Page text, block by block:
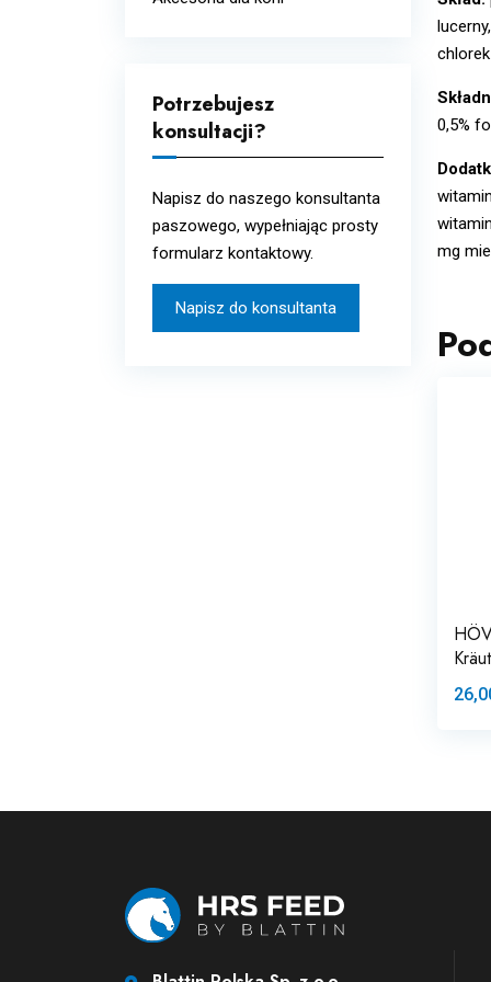
Układ pokarmowy i
metabolizm
Potrzebujesz
konsultacji?
Napisz do naszego konsultanta
paszowego, wypełniając prosty
formularz kontaktowy.
Napisz do konsultanta
0,5%
mg